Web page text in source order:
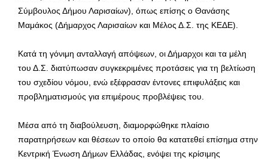
Σύμβουλος Δήμου Λαρισαίων), όπως επίσης ο Θανάσης
Μαμάκος (Δήμαρχος Λαρισαίων και Μέλος Δ.Σ. της ΚΕΔΕ).
Κατά τη γόνιμη ανταλλαγή απόψεων, οι Δήμαρχοι και τα μέλη
του Δ.Σ. διατύπωσαν συγκεκριμένες προτάσεις για τη βελτίωση
του σχεδίου νόμου, ενώ εξέφρασαν έντονες επιφυλάξεις και
προβληματισμούς για επιμέρους προβλέψεις του.
Μέσα από τη διαβούλευση, διαμορφώθηκε πλαίσιο
παρατηρήσεων και θέσεων το οποίο θα κατατεθεί επίσημα στην
Κεντρική Ένωση Δήμων Ελλάδας, ενόψει της κρίσιμης